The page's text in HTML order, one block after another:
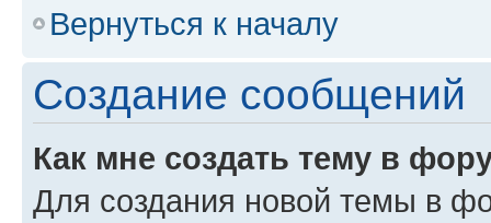
Вернуться к началу
Создание сообщений
Как мне создать тему в
Для создания новой темы в